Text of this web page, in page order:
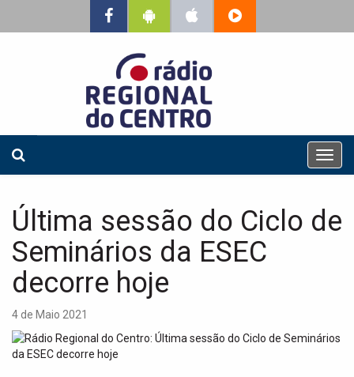
T
o
g
a
Última sessão do Ciclo de
Seminários da ESEC
decorre hoje
4 de Maio 2021